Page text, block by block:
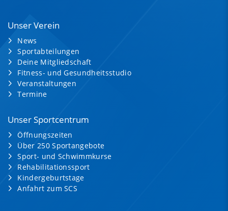
Unser Verein
News
Sportabteilungen
Deine Mitgliedschaft
Fitness- und Gesundheitsstudio
Veranstaltungen
Termine
Unser Sportcentrum
Öffnungszeiten
Über 250 Sportangebote
Sport- und Schwimmkurse
Rehabilitationssport
Kindergeburtstage
Anfahrt zum SCS